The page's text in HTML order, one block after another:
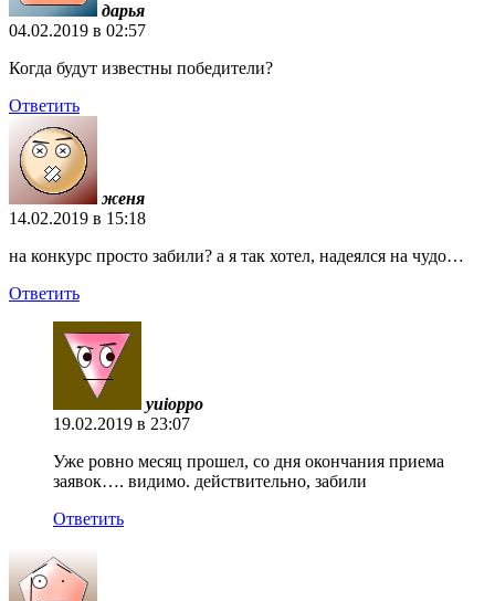
дарья
04.02.2019 в 02:57
Когда будут известны победители?
Ответить
женя
14.02.2019 в 15:18
на конкурс просто забили? а я так хотел, надеялся на чудо…
Ответить
yuioppo
19.02.2019 в 23:07
Уже ровно месяц прошел, со дня окончания приема
заявок…. видимо. действительно, забили
Ответить